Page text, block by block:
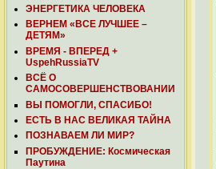
ЭНЕРГЕТИКА ЧЕЛОВЕКА
ВЕРНЕМ «ВСЕ ЛУЧШЕЕ –
ДЕТЯМ»
ВРЕМЯ - ВПЕРЕД +
UspehRussiaTV
ВСЁ О
САМОСОВЕРШЕНСТВОВАНИИ
ВЫ ПОМОГЛИ, СПАСИБО!
ЕСТЬ В НАС ВЕЛИКАЯ ТАЙНА
ПОЗНАВАЕМ ЛИ МИР?
ПРОБУЖДЕНИЕ: Космическая
Паутина